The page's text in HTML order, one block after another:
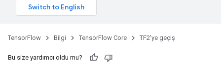
TensorFlow Bilgi TensorFlow Core TF2'ye geçiş
Bu size yardımcı oldu mu?